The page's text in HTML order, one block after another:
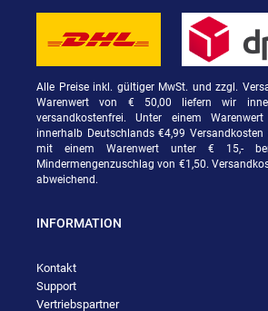
Alle Preise inkl. gültiger MwSt. und zzgl.
Warenwert von € 50,00 liefern wir
versandkostenfrei. Unter einem
innerhalb Deutschlands €4,99 Versandkosten
mit einem Warenwert unter € 15,-
Mindermengenzuschlag von €1,50.
abweichend.
INFORMATION
Kontakt
Support
Vertriebspartner